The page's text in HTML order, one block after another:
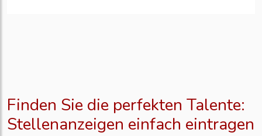
Finden Sie die perfekten Talente:
Stellenanzeigen einfach eintragen